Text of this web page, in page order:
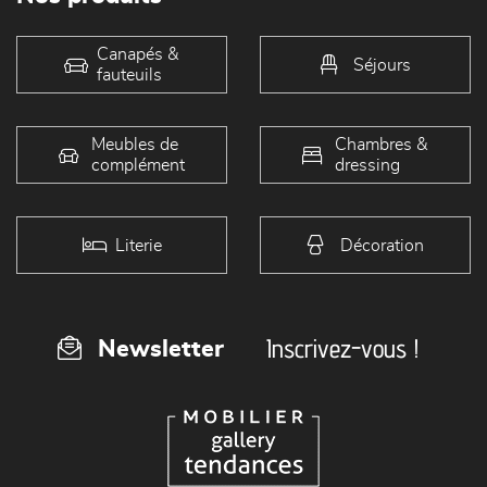
Canapés &
fauteuils
Séjours
Meubles de
complément
Chambres &
dressing
Literie Décoration
Newsletter Inscrivez-vous !